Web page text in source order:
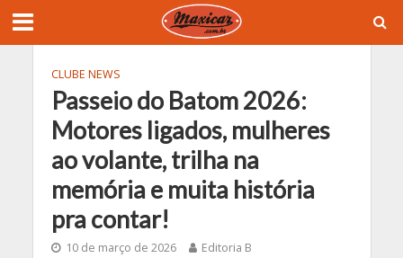
CLUBE NEWS
Passeio do Batom 2026:
Motores ligados, mulheres
ao volante, trilha na
memória e muita história
pra contar!
10 de março de 2026
Editoria B